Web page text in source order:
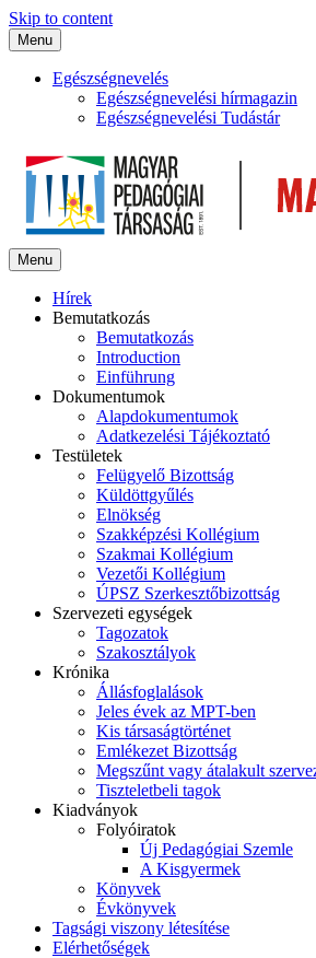
Skip to content
Menu
Egészségnevelés
Egészségnevelési hírmagazin
Egészségnevelési Tudástár
Menu
Hírek
Bemutatkozás
Bemutatkozás
Introduction
Einführung
Dokumentumok
Alapdokumentumok
Adatkezelési Tájékoztató
Testületek
Felügyelő Bizottság
Küldöttgyűlés
Elnökség
Szakképzési Kollégium
Szakmai Kollégium
Vezetői Kollégium
ÚPSZ Szerkesztőbizottság
Szervezeti egységek
Tagozatok
Szakosztályok
Krónika
Állásfoglalások
Jeles évek az MPT-ben
Kis társaságtörténet
Emlékezet Bizottság
Megszűnt vagy átalakult
Tiszteletbeli tagok
Kiadványok
Folyóiratok
Új Pedagógiai Szemle
A Kisgyermek
Könyvek
Évkönyvek
Tagsági viszony létesítése
Elérhetőségek